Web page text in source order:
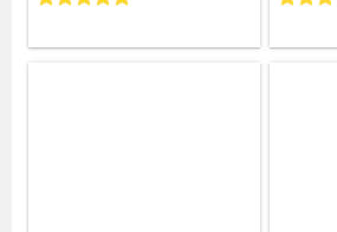
hạng5.00
hạng